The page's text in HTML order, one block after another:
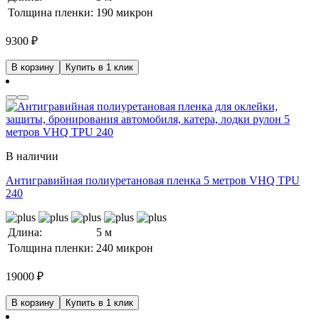
Толщина пленки: 190 микрон
9300 ₽
В корзину Купить в 1 клик
В наличии
Антигравийная полиуретановая пленка 5 метров VHQ TPU
240
Длина:
5 м
Толщина пленки: 240 микрон
19000 ₽
В корзину Купить в 1 клик